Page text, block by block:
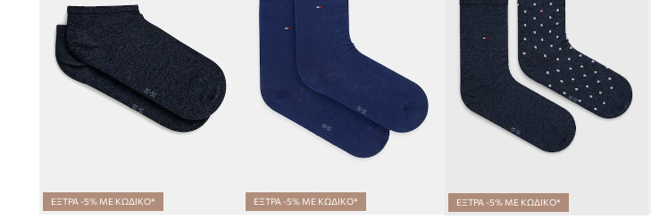
ΕΞΤΡΑ -5% ΜΕ ΚΩΔΙΚΟ* ΕΞΤΡΑ -5% ΜΕ ΚΩΔΙΚΟ* ΕΞΤΡΑ -5% ΜΕ ΚΩΔΙΚΟ*